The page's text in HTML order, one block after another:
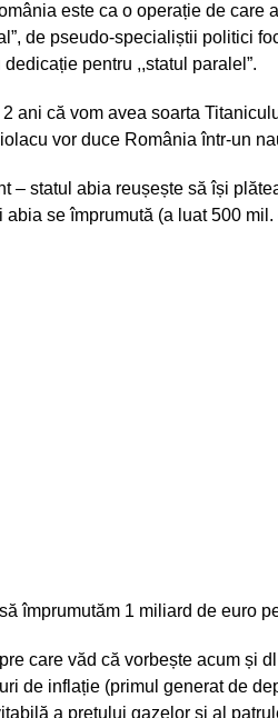
este ca o operație de
de pseudo-specialiștii politici
pentru ,,statul paralel”.
ani că vom avea soarta
vor duce România într-un
– statul abia reușește să își
abia se împrumută (a luat 500
împrumutăm 1 miliard de euro
care văd că vorbește acum și
de inflație (primul generat de
a prețului gazelor și al